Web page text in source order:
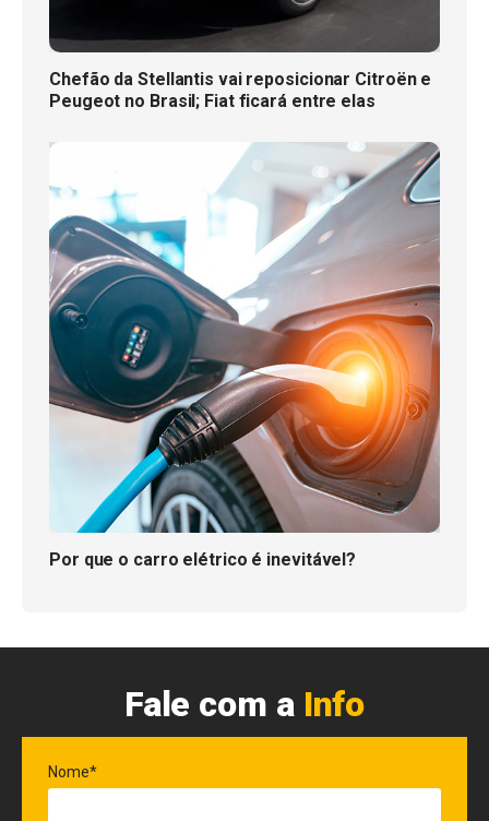
Chefão da Stellantis vai reposicionar Citroën e
Peugeot no Brasil; Fiat ficará entre elas
Por que o carro elétrico é inevitável?
Fale com a Info
Nome*